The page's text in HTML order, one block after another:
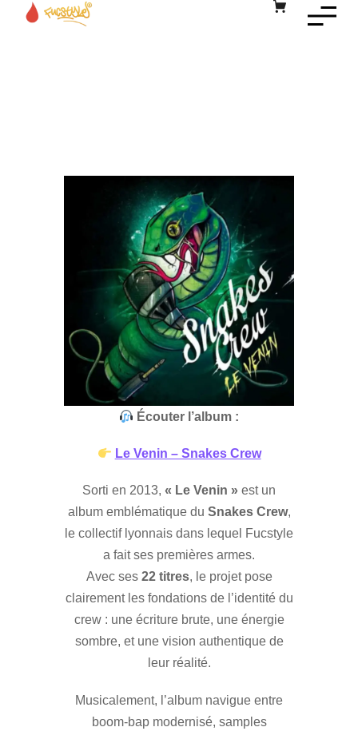
Écouter l’album :
Le Venin – Snakes Crew
Sorti en 2013, « Le Venin » est un
album emblématique du Snakes Crew,
le collectif lyonnais dans lequel Fucstyle
a fait ses premières armes.
Avec ses 22 titres, le projet pose
clairement les fondations de l’identité du
crew : une écriture brute, une énergie
sombre, et une vision authentique de
leur réalité.
Musicalement, l’album navigue entre
boom-bap modernisé, samples